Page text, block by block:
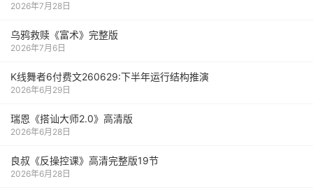
2026年7月28日
乌鸦救赎《富术》完整版
2026年7月6日
K线舞者6付费文260629:下半年运行结构推演
2026年6月29日
瑞恩《搭讪大师2.0》高清版
2026年6月28日
良叔《反操控课》高清完整版19节
2026年6月28日